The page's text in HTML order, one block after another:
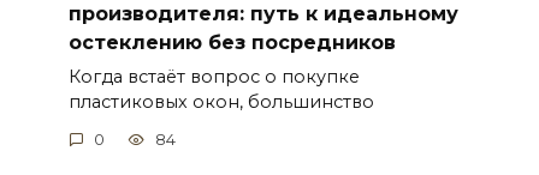
производителя: путь к идеальному
остеклению без посредников
Когда встаёт вопрос о покупке
пластиковых окон, большинство
0 84